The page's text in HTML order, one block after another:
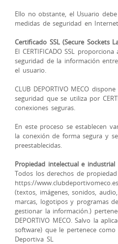
Ello no obstante, el Usuario
medidas de seguridad en
Certificado SSL (Secure Sockets
El CERTIFICADO SSL
seguridad de la información entre
el usuario.
CLUB DEPORTIVO MECO
seguridad que se utiliza por
conexiones seguras.
En este proceso se establecen
la conexión de forma segura y
preestablecidas.
Propiedad intelectual e industrial
Todos los derechos de
https://
(textos, imágenes, sonidos,
marcas, logotipos y programas
gestionar la información.)
DEPORTIVO MECO. Salvo la
software) que le pertenece
Deportiva SL